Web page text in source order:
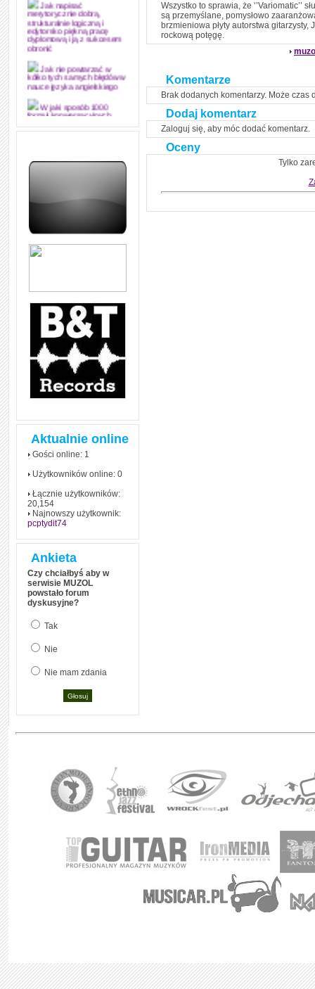
Jak napisać
merytorycznie dobrą,
strukturalnie logiczną i
edytorsko piękną pracę
dyplomową i ją z sukcesem
obronić
Jak nie powtarzać w
kółko tych samych błędów w
nauce języka angielskiego
W jaki sposób 1000
formuł konwersacyjnych
pozwoli Ci opanować język
Angielskie przyimki
zapamiętasz
zrozumiale wytłumaczył, na
czym polega mowa zależna
(reported speech) w języku
angielskim
dłużej!
Aktualnie online
Gości online: 1
Użytkowników online: 0
Łącznie użytkowników:
20,154
Najnowszy użytkownik:
pcptydit74
Ankieta
Czy chciałbyś aby w
serwisie MUZOL
powstało forum
dyskusyjne?
Tak
Nie
Nie mam zdania
Wszystko to sprawia, że
są przemyślane, pomysłowo
brzmieniowa płyty autorstwa gitarzysty,
rockową potęgę.
Komentarze
Brak dodanych komentarzy. Może czas
Dodaj komentarz
Zaloguj się, aby móc dodać komentarz.
Oceny
Tylko